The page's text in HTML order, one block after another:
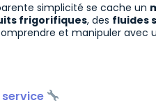
simplicité se cache un
frigorifiques, des fluides
et manipuler avec